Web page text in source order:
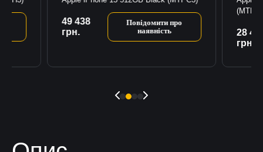
49 438
грн.
Повідомити про
наявність
28
грн.